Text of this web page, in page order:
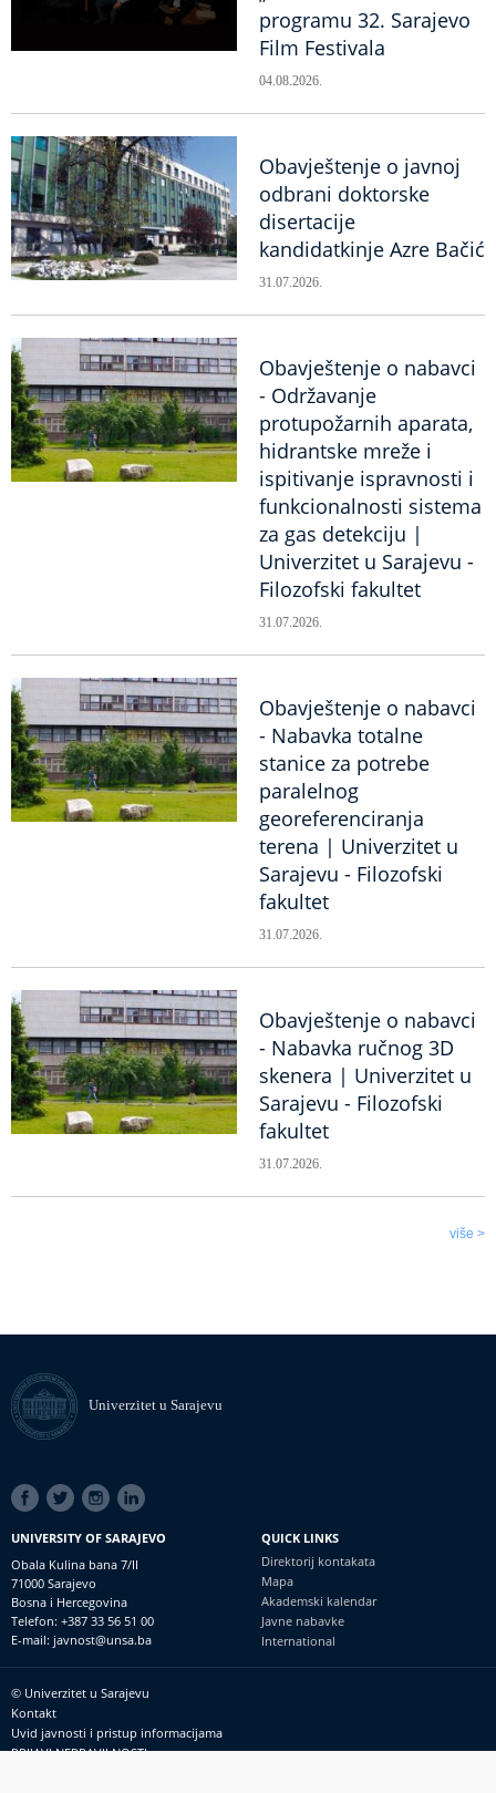
programu 32. Sarajevo
Film Festivala
04.08.2026.
Obavještenje o javnoj
odbrani doktorske
disertacije
kandidatkinje Azre Bačić
31.07.2026.
Obavještenje o nabavci
- Održavanje
protupožarnih aparata,
hidrantske mreže i
ispitivanje ispravnosti i
funkcionalnosti sistema
za gas detekciju |
Univerzitet u Sarajevu -
Filozofski fakultet
31.07.2026.
Obavještenje o nabavci
- Nabavka totalne
stanice za potrebe
paralelnog
georeferenciranja
terena | Univerzitet u
Sarajevu - Filozofski
fakultet
31.07.2026.
Obavještenje o nabavci
- Nabavka ručnog 3D
skenera | Univerzitet u
Sarajevu - Filozofski
fakultet
31.07.2026.
više >
Univerzitet u Sarajevu
SOCIAL
LINKS
UNIVERSITY OF SARAJEVO
Obala Kulina bana 7/II
71000 Sarajevo
Bosna i Hercegovina
Telefon: +387 33 56 51 00
E-mail: javnost@unsa.ba
QUICK LINKS
Direktorij kontakata
Mapa
Akademski kalendar
Javne nabavke
International
Footer
meni
© Univerzitet u Sarajevu
Kontakt
Uvid javnosti i pristup informacijama
PRIJAVI NEPRAVILNOSTI